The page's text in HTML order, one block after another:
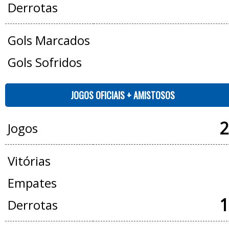
Derrotas
Gols Marcados
Gols Sofridos
JOGOS OFICIAIS + AMISTOSOS
Jogos
Vitórias
Empates
Derrotas